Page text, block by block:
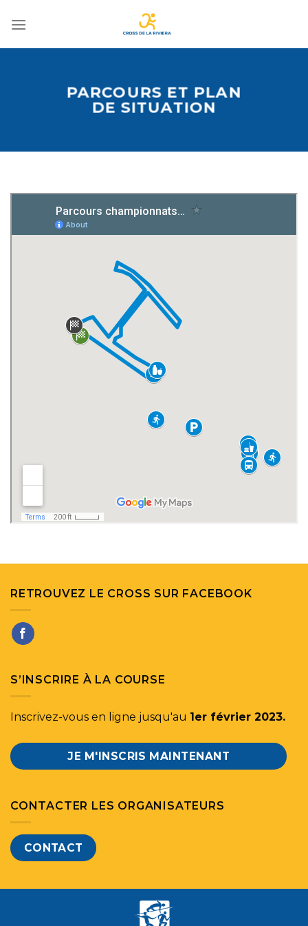
au
PARCOURS ET PLAN
DE SITUATION
RETROUVEZ LE CROSS SUR FACEBOOK
S’INSCRIRE À LA COURSE
Inscrivez-vous en ligne jusqu'au 1er février 2023.
JE M'INSCRIS MAINTENANT
CONTACTER LES ORGANISATEURS
CONTACT